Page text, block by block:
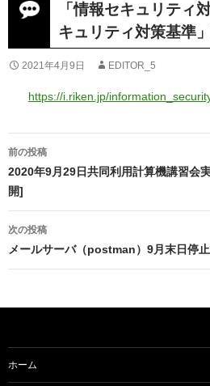
「情報セキュリティ
キュリティ対策基準
2021年4月9日 EDITOR_5
https://i.riken.jp/
投
稿
ナ
ビ
ゲ
シ
ョ
ン
前の投稿
2020年9月29日共同利用計算機講習会
開]
次の投稿
メールサーバ（postman）9月末日停
ホーム